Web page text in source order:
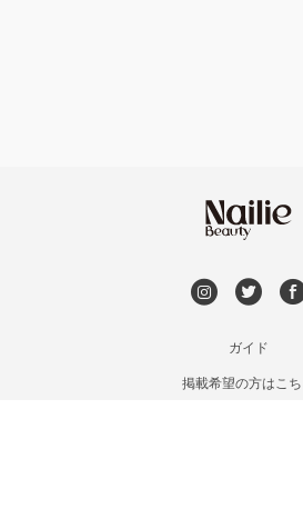
ガイド
掲載希望の方はこち